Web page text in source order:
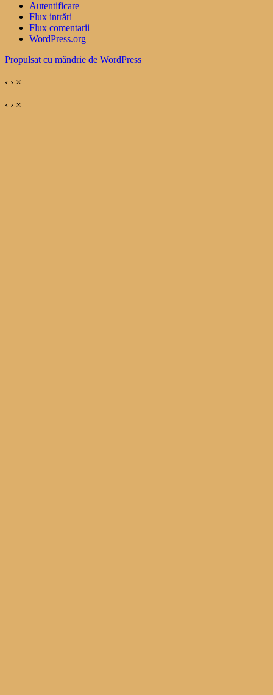
Autentificare
Flux intrări
Flux comentarii
WordPress.org
Propulsat cu mândrie de WordPress
‹ › ×
‹ › ×